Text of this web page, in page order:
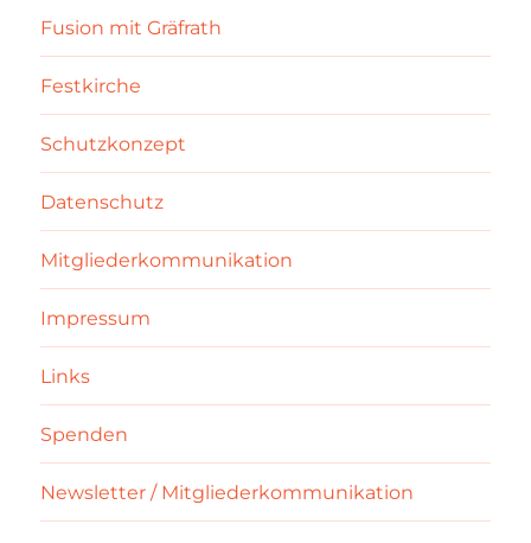
Fusion mit Gräfrath
Festkirche
Schutzkonzept
Datenschutz
Mitgliederkommunikation
Impressum
Links
Spenden
Newsletter / Mitgliederkommunikation